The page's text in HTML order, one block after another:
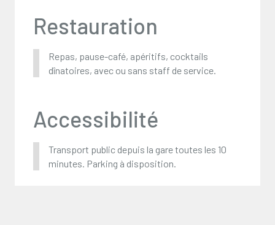
Restauration
Repas, pause-café, apéritifs, cocktails
dînatoires, avec ou sans staff de service.
Accessibilité
Transport public depuis la gare toutes les 10
minutes. Parking à disposition.